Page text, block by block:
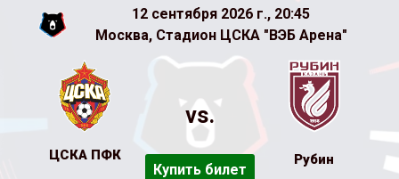
12 сентября 2026 г., 20:45
Москва, Стадион ЦСКА "ВЭБ Арена"
ЦСКА ПФК
vs.
Купить билет
Рубин